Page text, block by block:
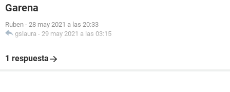
Garena
Ruben - 28 may 2021 a las 20:33
gslaura - 29 may 2021 a las 03:15
1 respuesta